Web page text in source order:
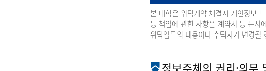
본 대학은 위탁계약 체결시 개인정보
등 책임에 관한 사항을 계약서 등 문서
위탁업무의 내용이나 수탁자가 변경
정보주체의 권리·의무